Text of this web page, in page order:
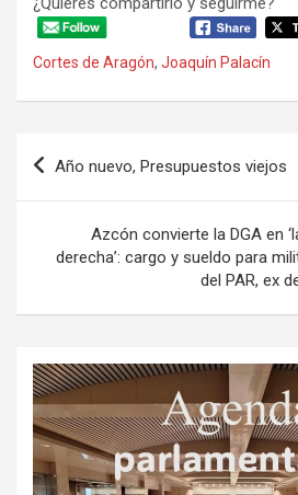
Cortes de Aragón, Joaquín Palacín
Navegación
entradas
Año nuevo, Presupuestos viejos
Azcón convierte la DGA en
derecha’: cargo y sueldo para
del PAR, ex